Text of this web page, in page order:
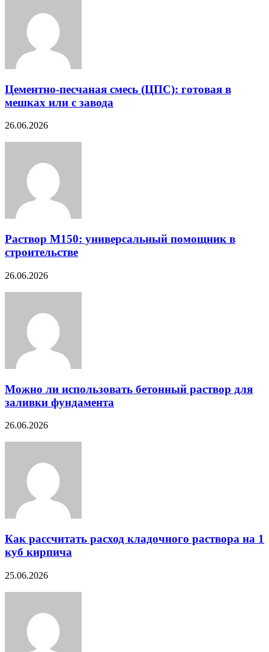
Цементно-песчаная смесь (ЦПС): готовая в
мешках или с завода
26.06.2026
Раствор М150: универсальный помощник в
строительстве
26.06.2026
Можно ли использовать бетонный раствор для
заливки фундамента
26.06.2026
Как рассчитать расход кладочного раствора на 1
куб кирпича
25.06.2026